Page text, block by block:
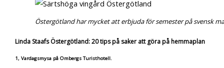
Östergötland har mycket att erbjuda för semester på svensk
Linda Staafs Östergötland: 20 tips på saker att göra på hemmaplan
1, Vardagsmysa på Ombergs Turisthotell.